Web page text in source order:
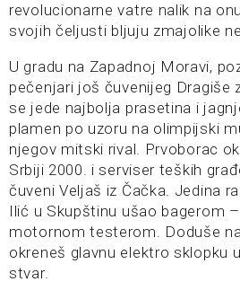
revolucionarne vatre nalik na
svojih čeljusti bljuju zmajolike
U gradu na Zapadnoj Moravi,
pečenjari još čuvenijeg Dragiše
se jede najbolja prasetina i
plamen po uzoru na olimpijski
njegov mitski rival. Prvoborac
Srbiji 2000. i serviser teških
čuveni Veljaš iz Čačka. Jedina
Ilić u Skupštinu ušao bagerom
motornom testerom. Doduše
okreneš glavnu elektro sklopku
stvar.